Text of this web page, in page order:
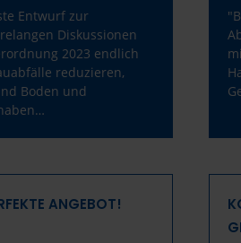
Entwurf zur
Diskussionen
2023 endlich
reduzieren,
Boden und
ANGEBOT!